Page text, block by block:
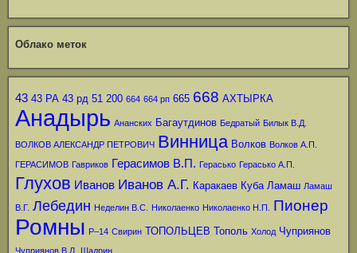
Облако меток
43 43 РА 43 рд 51 200 664 664 рп 665 668 АХТЫРКА
Анадырь Ананских Багаутдинов Бедратый Билык В.Д.
ВОЛКОВ АЛЕКСАНДР ПЕТРОВИЧ Винница Волков Волков А.П.
ГЕРАСИМОВ Гавриков Герасимов В.П. Герасько Герасько А.П.
Глухов Иванов Иванов А.Г. Каракаев Куба Ламаш Ламаш
В.Г. Лебедин Неделин В.С. Николаенко Николаенко Н.П. Пионер
Ромны Р–14 Свирин ТОПОЛЬЦЕВ Тополь Холод Чуприянов
Чуприянов В.Л. Шадрин